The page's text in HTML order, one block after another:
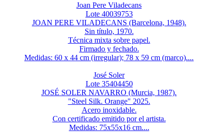
Joan Pere Viladecans
Lote 40039753
JOAN PERE VILADECANS (Barcelona, 1948).
Sin título, 1970.
Técnica mixta sobre papel.
Firmado y fechado.
Medidas: 60 x 44 cm (irregular); 78 x 59 cm (marco)....
José Soler
Lote 35404450
JOSÉ SOLER NAVARRO (Murcia, 1987).
"Steel Silk. Orange" 2025.
Acero inoxidable.
Con certificado emitido por el artista.
Medidas: 75x55x16 cm....